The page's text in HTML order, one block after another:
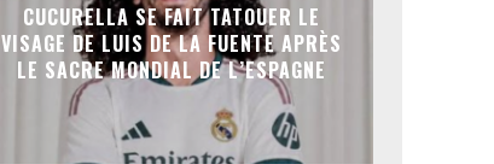
CUCURELLA SE FAIT TATOUER LE
VISAGE DE LUIS DE LA FUENTE APRÈS
LE SACRE MONDIAL DE L’ESPAGNE